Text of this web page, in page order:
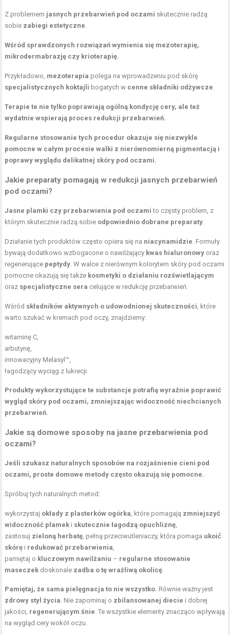
Z problemem jasnych przebarwień pod oczami skutecznie radzą
sobie zabiegi estetyczne
Wśród sprawdzonych rozwiązań wymienia się mezoterapię,
mikrodermabrazję czy krioterapię.
Przykładowo, mezoterapia polega na wprowadzeniu pod skórę
specjalistycznych koktajli bogatych w cenne składniki odżywcze
Terapie te nie tylko poprawiają ogólną kondycję cery, ale też
wydatnie wspierają proces redukcji przebarwień.
Regularne stosowanie tych procedur okazuje się niezwykle
pomocne w całym procesie walki z nierównomierną pigmentacją i
poprawy wyglądu delikatnej skóry pod oczami.
Jakie preparaty pomagają w redukcji jasnych przebarwień
pod oczami?
Jasne plamki czy przebarwienia pod oczami to częsty problem, z
którym skutecznie radzą sobie odpowiednio dobrane preparaty
Działanie tych produktów często opiera się na niacynamidzie . Formuły
bywają dodatkowo wzbogacone o nawilżający kwas hialuronowy oraz
regenerujące peptydy . W walce z nierównym kolorytem skóry pod oczami
pomocne okazują się także kosmetyki o działaniu rozświetlającym
oraz specjalistyczne sera celujące w redukcję przebarwień.
Wśród składników aktywnych o udowodnionej skuteczności , które
warto szukać w kremach pod oczy, znajdziemy:
witaminę C
arbutynę,
innowacyjny Melasyl™,
łagodzący wyciąg z lukrecji.
Produkty wykorzystujące te substancje potrafią wyraźnie poprawić
wygląd skóry pod oczami, zmniejszając widoczność niechcianych
przebarwień.
Jakie są domowe sposoby na jasne przebarwienia pod
oczami?
Jeśli szukasz naturalnych sposobów na rozjaśnienie cieni pod
oczami, proste domowe metody często okazują się pomocne.
Spróbuj tych naturalnych metod:
wykorzystaj okłady z plasterków ogórka , które pomagają zmniejszyć
widoczność plamek i skutecznie łagodzą opuchliznę
zastosuj zieloną herbatę , pełną przeciwutleniaczy, która pomaga ukoić
skórę i redukować przebarwienia
pamiętaj o kluczowym nawilżaniu – regularne stosowanie
maseczek doskonale zadba o tę wrażliwą okolicę
Pamiętaj, że sama pielęgnacja to nie wszystko. Równie ważny jest
zdrowy styl życia . Nie zapominaj o zbilansowanej diecie i dobrej
jakości, regenerującym śnie . Te wszystkie elementy znacząco wpływają
na wygląd cery wokół oczu.